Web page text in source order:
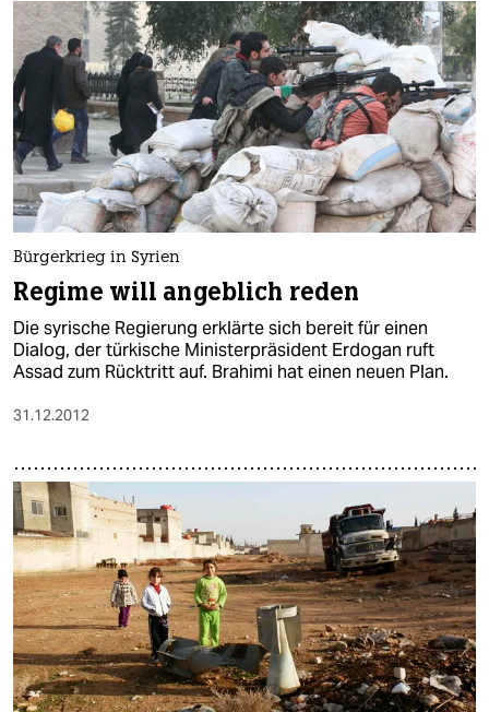
Bürgerkrieg in Syrien
Regime will angeblich reden
Die syrische Regierung erklärte sich bereit für einen
Dialog, der türkische Ministerpräsident Erdogan ruft
Assad zum Rücktritt auf. Brahimi hat einen neuen Plan.
31.12.2012